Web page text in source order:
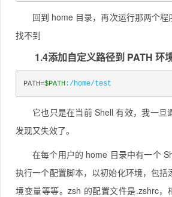
回到 home 目录，再次运行那两个
找不到
1.4添加自定义路径到 PATH 环
PATH=$PATH :/home/test
它也只是在当前 Shell 有效，我一旦
发现又失效了。
在每个用户的 home 目录中有一个
执行一个配置脚本，以初始化环境，包括
境变量等等。zsh 的配置文件是.zshrc，